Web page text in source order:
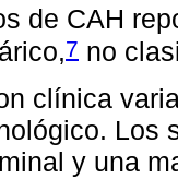
de CAH
7 no
clínica
Los
y una